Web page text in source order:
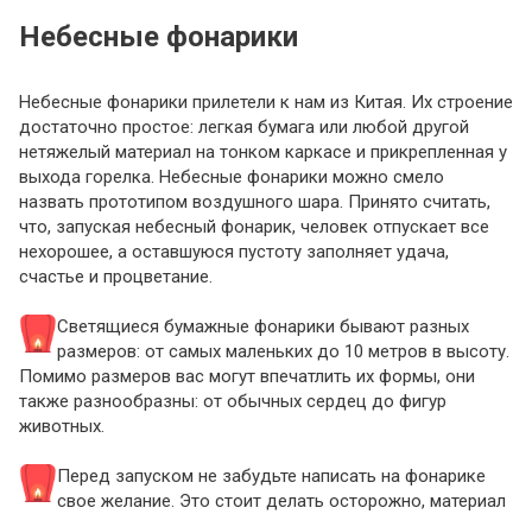
Небесные фонарики
Небесные фонарики прилетели к нам из Китая. Их строение
достаточно простое: легкая бумага или любой другой
нетяжелый материал на тонком каркасе и прикрепленная у
выхода горелка. Небесные фонарики можно смело
назвать прототипом воздушного шара. Принято считать,
что, запуская небесный фонарик, человек отпускает все
нехорошее, а оставшуюся пустоту заполняет удача,
счастье и процветание.
Светящиеся бумажные фонарики бывают разных
размеров: от самых маленьких до 10 метров в высоту.
Помимо размеров вас могут впечатлить их формы, они
также разнообразны: от обычных сердец до фигур
животных.
Перед запуском не забудьте написать на фонарике
свое желание. Это стоит делать осторожно, материал